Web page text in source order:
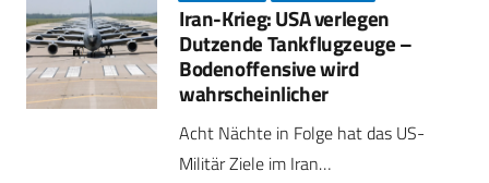
Iran-Krieg: USA verlegen
Dutzende Tankflugzeuge –
Bodenoffensive wird
wahrscheinlicher
Acht Nächte in Folge hat das US-
Militär Ziele im Iran…